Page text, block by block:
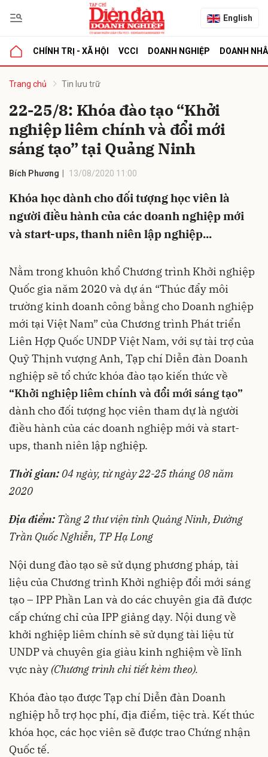
English
CHÍNH TRỊ - XÃ HỘI VCCI DOANH NGHIỆP DOANH
Trang chủ Tin lưu trữ
22-25/8: Khóa đào tạo “Khởi
nghiệp liêm chính và đổi mới
sáng tạo” tại Quảng Ninh
Bích Phương 13/08/2020 11:00
Khóa học dành cho đối tượng học viên là
người điều hành của các doanh nghiệp mới
và start-ups, thanh niên lập nghiệp...
Nằm trong khuôn khổ Chương trình Khởi nghiệp
Quốc gia năm 2020 và dự án “Thúc đẩy môi
trường kinh doanh công bằng cho Doanh nghiệp
mới tại Việt Nam” của Chương trình Phát triển
Liên Hợp Quốc UNDP Việt Nam, với sự tài trợ của
Quỹ Thịnh vượng Anh, Tạp chí Diễn đàn Doanh
nghiệp sẽ tổ chức khóa đào tạo kiến thức về
“Khởi nghiệp liêm chính và đổi mới sáng tạo”
dành cho đối tượng học viên tham dự là người
điều hành của các doanh nghiệp mới và start-
ups, thanh niên lập nghiệp.
Thời gian:04 ngày, từ ngày 22-25 tháng 08 năm
2020
Địa điểm: Tầng 2 thư viện tỉnh Quảng Ninh, Đường
Trần Quốc Nghiễn, TP Hạ Long
Nội dung đào tạo sẽ sử dụng phương pháp, tài
liệu của Chương trình Khởi nghiệp đổi mới sáng
tạo – IPP Phần Lan và do các chuyên gia đã được
cấp chứng chỉ của IPP giảng dạy. Nội dung về
khởi nghiệp liêm chính sẽ sử dụng tài liệu từ
UNDP và chuyên gia giàu kinh nghiệm về lĩnh
vực này (Chương trình chi tiết kèm theo).
Khóa đào tạo được Tạp chí Diễn đàn Doanh
nghiệp hỗ trợ học phí, địa điểm, tiệc trà. Kết thúc
khóa học, các học viên sẽ được trao Chứng nhận
Quốc tế.
luận
Hủy